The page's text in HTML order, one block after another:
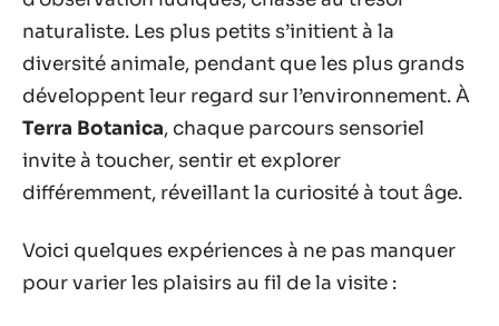
naturaliste. Les plus petits s’initient à la
diversité animale, pendant que les plus grands
développent leur regard sur l’environnement. À
Terra Botanica, chaque parcours sensoriel
invite à toucher, sentir et explorer
différemment, réveillant la curiosité à tout âge.
Voici quelques expériences à ne pas manquer
pour varier les plaisirs au fil de la visite :